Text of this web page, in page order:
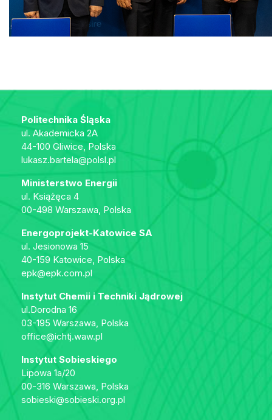
Politechnika Śląska
ul. Akademicka 2A
44-100 Gliwice, Polska
lukasz.bartela@polsl.pl
Ministerstwo Energii
ul. Książęca 4
00-498 Warszawa, Polska
Energoprojekt-Katowice SA
ul. Jesionowa 15
40-159 Katowice, Polska
epk@epk.com.pl
Instytut Chemii i Techniki Jądrowej
ul.Dorodna 16
03-195 Warszawa, Polska
office@ichtj.waw.pl
Instytut Sobieskiego
Lipowa 1a/20
00-316 Warszawa, Polska
sobieski@sobieski.org.pl